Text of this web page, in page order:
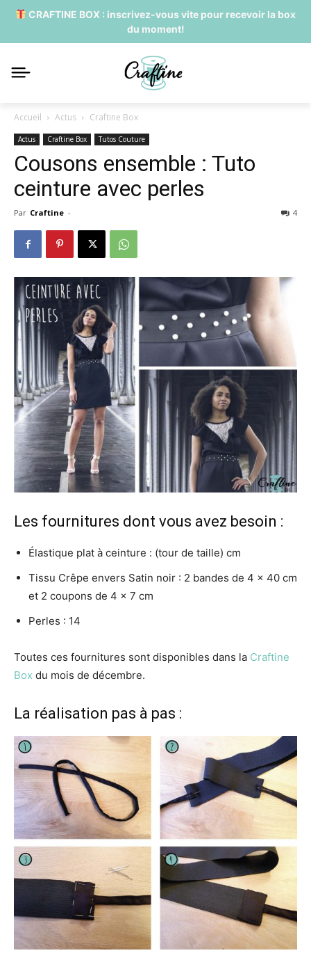
CRAFTINE BOX : inscrivez-vous vite pour recevoir la box
du moment!
Accueil Actus Craftine Box
Actus Craftine Box Tutos Couture
Cousons ensemble : Tuto
ceinture avec perles
Par Craftine - 4
Les fournitures dont vous avez besoin :
Élastique plat à ceinture : (tour de taille) cm
Tissu Crêpe envers Satin noir : 2 bandes de 4 x 40 cm
et 2 coupons de 4 x 7 cm
Perles : 14
Toutes ces fournitures sont disponibles dans la Craftine
Box du mois de décembre.
La réalisation pas à pas :